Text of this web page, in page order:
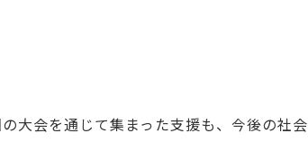
大会を通じて集まった支援も、今後の社会